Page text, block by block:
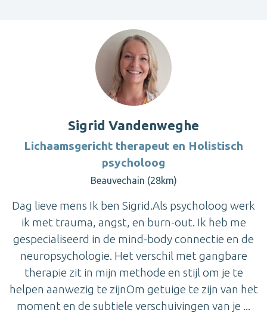
Sigrid Vandenweghe
Lichaamsgericht therapeut en Holistisch
psycholoog
Beauvechain (28km)
Dag lieve mens Ik ben Sigrid.Als psycholoog werk
ik met trauma, angst, en burn-out. Ik heb me
gespecialiseerd in de mind-body connectie en de
neuropsychologie. Het verschil met gangbare
therapie zit in mijn methode en stijl om je te
helpen aanwezig te zijnOm getuige te zijn van het
moment en de subtiele verschuivingen van je ...